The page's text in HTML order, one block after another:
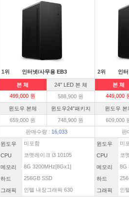
1위 인터넷/사무용 EB3
본 체
24″ LED 본 체
499,000 원
588,900 원
윈도우 본체
윈도우24″패키지
659,000 원
748,900 원
판매수량 : 16,033
윈도우 미포함
CPU 코멧레이크 i3 10105
메모리 8G 3200MHz[8Gx1]
하드 256GB SSD
그래픽 인텔 내장그래픽 630
2위 인
본 체
449,000
윈도우 본
609,000
판
윈도우 미
CPU 코
메모리 8G
하드
그래픽 인